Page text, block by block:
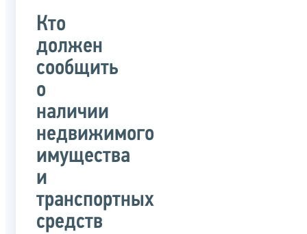
Кто
должен
сообщить
о
наличии
недвижимого
имущества
и
транспортных
средств